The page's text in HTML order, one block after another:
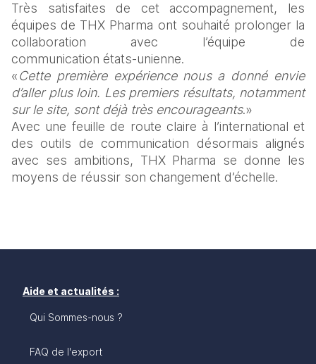
Très satisfaites de cet accompagnement, les
équipes de THX Pharma ont souhaité prolonger la
collaboration avec l’équipe de
communication états-unienne.
«Cette première expérience nous a donné envie
d’aller plus loin. Les premiers résultats, notamment
sur le site, sont déjà très encourageants.»
Avec une feuille de route claire à l’international et
des outils de communication désormais alignés
avec ses ambitions, THX Pharma se donne les
moyens de réussir son changement d’échelle.
Aide et actualités :
Qui Sommes-nous ?
FAQ de l'export